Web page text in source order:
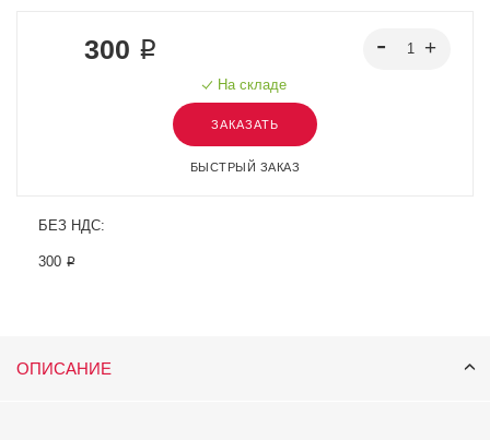
300 ₽
На складе
ЗАКАЗАТЬ
БЫСТРЫЙ ЗАКАЗ
БЕЗ НДС:
300 ₽
ОПИСАНИЕ